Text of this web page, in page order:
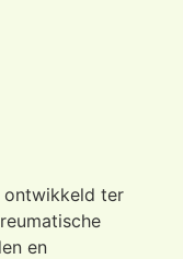
ontwikkeld ter
en